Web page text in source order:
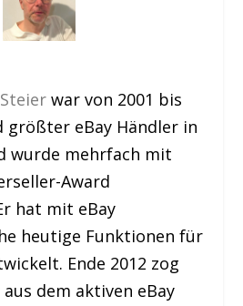
war von 2001 bis
größter eBay Händler in
wurde mehrfach mit
Award
hat mit eBay
heutige Funktionen für
Ende 2012 zog
dem aktiven eBay